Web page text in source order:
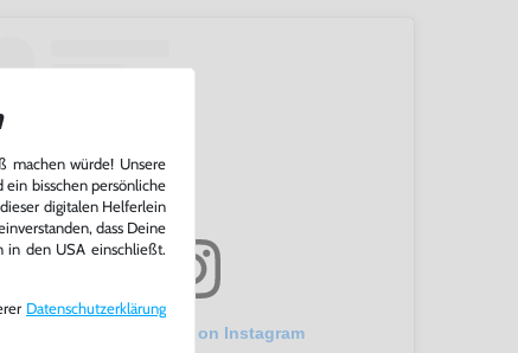
View this post on Instagram
machen würde! Unsere
ein bisschen persönliche
digitalen Helferlein
dass Deine
in den USA einschließt.
Daten­schutz­erklärung